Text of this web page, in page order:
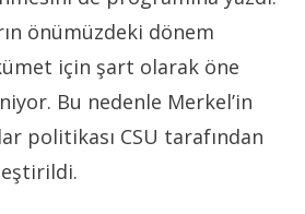
önümüzdeki dönem
için şart olarak öne
Bu nedenle Merkel’in
politikası CSU tarafından